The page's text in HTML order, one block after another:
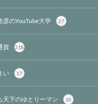
彦のYouTube大学 27
貨 218
い 17
天下のゆとりーマン 10